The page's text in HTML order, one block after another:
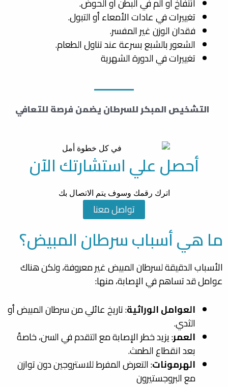
انتفاخ أو ألم في البطن أو الحوض.
تغييرات في عادات الأمعاء أو التبول.
فقدان الوزن غير المفسر.
الشعور بالشبع بسرعة عند تناول الطعام.
تغييرات في الدورة الشهرية
التشخيص المبكر للسرطان يضمن فرصة للتعافي
أحصل علي استشارتك الآن
اترك رقمك وسوف يتم الاتصال بك
تواصل معنا
ما هي أسباب سرطان المبيض؟
الأسباب الدقيقة لسرطان المبيض غير معروفة، ولكن هناك
عوامل قد تساهم في الإصابة، منها:
العوامل الوراثية: تاريخ عائلي من سرطان المبيض أو
الثدي.
العمر: يزيد خطر الإصابة مع التقدم في السن، خاصةً
بعد انقطاع الطمث.
الهرمونات: التعرض المفرط للاستروجين دون توازن
مع البروجستيرون